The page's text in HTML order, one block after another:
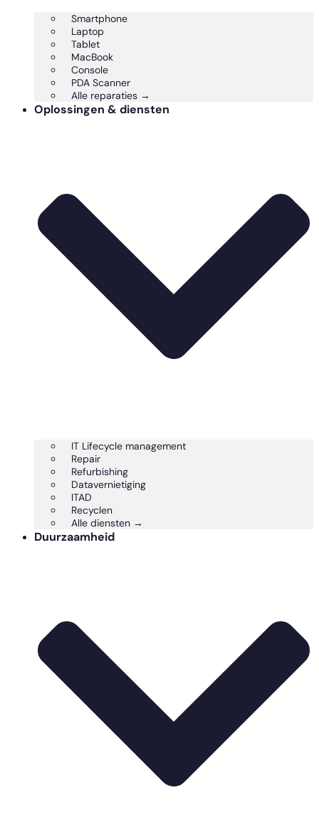
Smartphone
Laptop
Tablet
MacBook
Console
PDA Scanner
Alle reparaties →
Oplossingen & diensten
IT Lifecycle management
Repair
Refurbishing
Datavernietiging
ITAD
Recyclen
Alle diensten →
Duurzaamheid